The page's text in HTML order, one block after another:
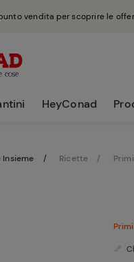
vendita per scoprire le
HeyConad
Insieme Ricette